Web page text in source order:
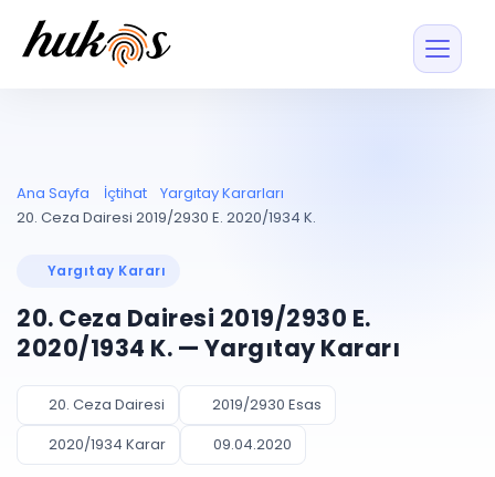
Entegrasyonu
UYAP ile otomatik
UYAP Evrak
Entegrasyonu
UETS Entegrasyonu
Tebligatları anında
Müvekkil ve taraf
Vekalet
PLANLAMA & TAKİP
Pano ve Takip
Blog
Ücretsiz Başlayın Giriş Yap
Ana Sayfa İçtihat
Yargıtay Kararları
20. Ceza Dairesi 2019/2930 E. 2020/1934 K.
Yargıtay Kararı
20. Ceza Dairesi 2019/2930 E.
2020/1934 K. — Yargıtay Kararı
20. Ceza Dairesi
2019/2930 Esas
2020/1934 Karar
09.04.2020